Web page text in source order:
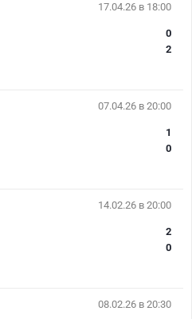
17.04.26 в 18:00
0
2
07.04.26 в 20:00
1
0
14.02.26 в 20:00
2
0
08.02.26 в 20:30